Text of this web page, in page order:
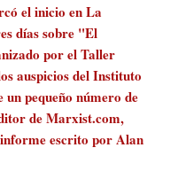
el inicio en La
días sobre "El
por el Taller
auspicios del Instituto
pequeño número de
de Marxist.com,
escrito por Alan